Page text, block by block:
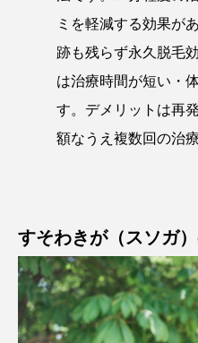
ミを軽減する効果が
跡も残らず永久脱毛
は治療時間が短い・
す。デメリットは再
額なうえ複数回の治
すそわきが（スソガ